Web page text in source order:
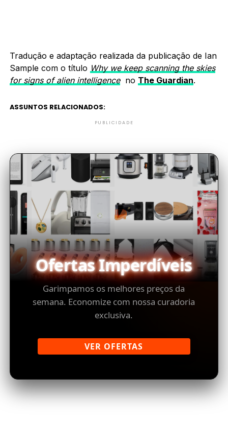
Tradução e adaptação realizada da publicação de Ian
Sample com o título Why we keep scanning the skies
for signs of alien intelligenceno The Guardian.
ASSUNTOS RELACIONADOS:
PUBLICIDADE
Ofertas Imperdíveis
Garimpamos os melhores preços da
semana. Economize com nossa curadoria
exclusiva.
VER OFERTAS